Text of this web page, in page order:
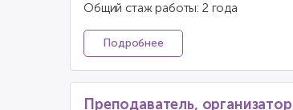
Общий стаж работы: 2 года
Подробнее
Преподаватель, организатор